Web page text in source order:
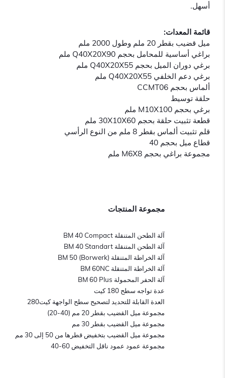
أسهل.
قائمة المعدات:
ميل قضيب بقطر 20 ملم وطول 2000 ملم
براغي أساسية للمحامل بحجم Q40X20X90 ملم
برغي دوران الميل بحجم Q40X20X55 ملم
برغي دعم الخلفي Q40X20X55 ملم
ألماس بحجم CCMT06
حلقة توسيط
برغي بحجم M10X100 ملم
قطعة تثبيت حلقة بحجم 30X10X60 ملم
قلم تثبيت ألماس بقطر 8 ملم من النوع الرأسي
قطاع ميل بحجم 40
مجموعة براغي بحجم M6X8 ملم
مجموعة المنتجات
آلة الطحن المتنقلة BM 40 Compact
آلة الطحن المتنقلة BM 40 Standart
آلة الخراطة المتنقلة BM 50 (Borwerk)
آلة الخراطة المتنقلة BM 60NC
آلة الحفر المحمولة BM 60 Plus
عدة تواجه سطح 180 كيت
العدة القابلة للتحديد لتصحيح سطح الواجهة كيت280
مجموعة ميل القضيب بقطر 20 مم (40-20)
مجموعة ميل القضيب بقطر 30 مم
مجموعة ميل القضيب بتخفيض قطرها من 50 إلى 30 مم
مجموعة عمود عمود ناقل التخفيض 60-40